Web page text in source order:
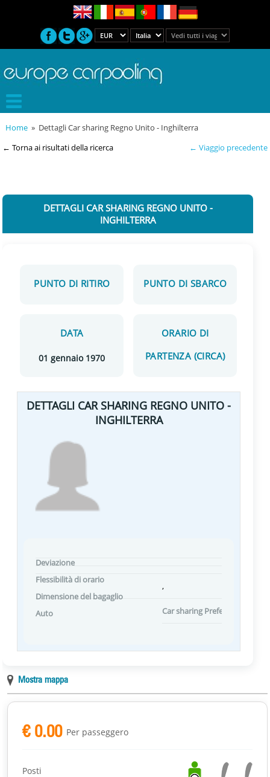
Home » Dettagli Car sharing Regno Unito - Inghilterra
← Torna ai risultati della ricerca
← Viaggio precedente
DETTAGLI CAR SHARING REGNO UNITO -
INGHILTERRA
PUNTO DI RITIRO PUNTO DI SBARCO
DATA
01 gennaio 1970
ORARIO DI
PARTENZA (CIRCA)
DETTAGLI CAR SHARING REGNO UNITO -
INGHILTERRA
Deviazione
Flessibilità di orario
Dimensione del bagaglio
Auto
,
Car sharing Preferenze
Mostra mappa
€ 0.00 Per passeggero
Posti